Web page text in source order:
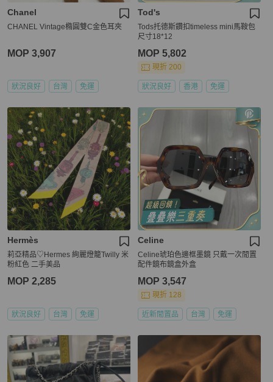
Chanel
CHANEL Vintage橢圓雙C金色耳夾
MOP 3,907
狀況良好 台灣 免運
Tod's
Tods托德斯鑽扣timeless mini馬鞍包
尺寸18*12
MOP 5,802
現折 200
狀況良好 香港 免運
Hermès
莉亞精品♡Hermes 絢麗燈籠Twilly 米
粉紅色 二手美品
MOP 2,285
狀況良好 台灣 免運
Celine
Celine琥珀色邊框墨鏡 只戴一次閒置
配件鏡布鏡盒外盒
MOP 3,547
現折 128
近新閒置品 台灣 免運